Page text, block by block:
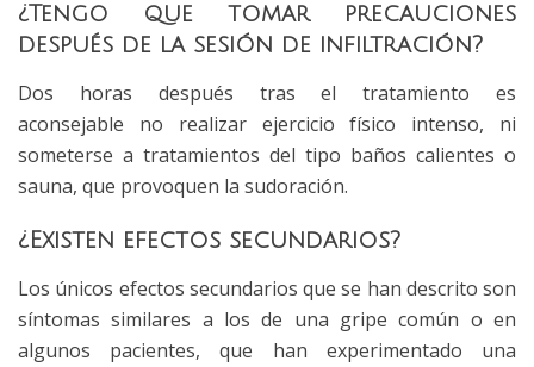
¿Tengo que tomar precauciones
después de la sesión de infiltración?
Dos horas después tras el tratamiento es
aconsejable no realizar ejercicio físico intenso, ni
someterse a tratamientos del tipo baños calientes o
sauna, que provoquen la sudoración.
¿Existen efectos secundarios?
Los únicos efectos secundarios que se han descrito son
síntomas similares a los de una gripe común o en
algunos pacientes, que han experimentado una